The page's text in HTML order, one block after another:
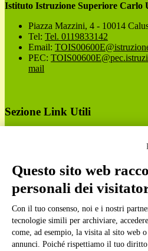
Istituto Istruzione Superiore Carlo
Piazza Mazzini, 4 - 10014
Tel: Tel. 0119833142
Email:
PEC:
mail
Sezione Link Utili
Ufficio Relazioni con il
Dichiarazione di accessibilità
Obiettivi di accessibilità
Gestione consensi cookie
Amministrazione trasparente
Pagina visualizzata
2421 volte
Questo sito web
personali dei
Con il tuo consenso, noi e i nostri
tecnologie simili per archiviare,
come, ad esempio, la visita al sito web
annunci. Poiché rispettiamo il tuo